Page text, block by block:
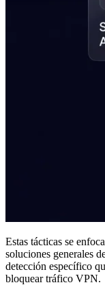
Estas tácticas se
soluciones generales
detección específico
bloquear tráfico VPN.